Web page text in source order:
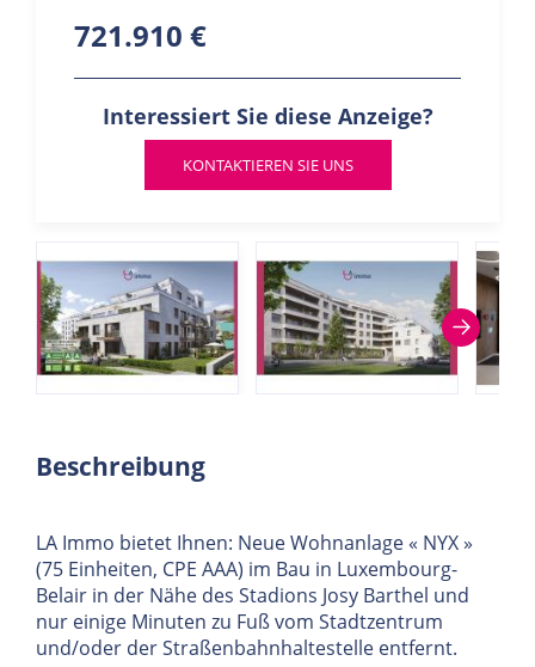
721.910 €
Interessiert Sie diese Anzeige?
KONTAKTIEREN SIE UNS
Beschreibung
LA Immo bietet Ihnen: Neue Wohnanlage « NYX »
(75 Einheiten, CPE AAA) im Bau in Luxembourg-
Belair in der Nähe des Stadions Josy Barthel und
nur einige Minuten zu Fuß vom Stadtzentrum
und/oder der Straßenbahnhaltestelle entfernt.